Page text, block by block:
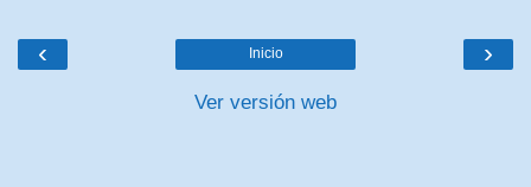
‹ ›
Inicio
Ver versión web